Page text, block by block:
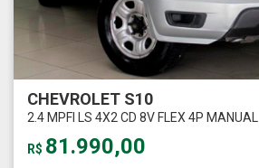
CHEVROLET S10
2.4 MPFI LS 4X2 CD 8V FLEX 4P MANUAL
R$ 81.990,00